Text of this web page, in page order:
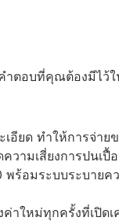
ำตอบที่คุณต้องมีไว้ใ
อียด ทำให้การจ่า
วามเสี่ยงการปนเ
ร้อมระบบระบาย
หม่ทุกครั้งที่เปิดเ